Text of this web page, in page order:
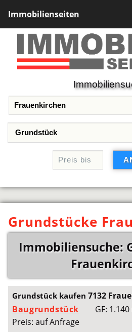
Immobilienseiten
Grundstücke
Immobiliensuche:
Grundstück kaufen7132
Baugrundstück
GF: 1.140
Preis: auf Anfrage